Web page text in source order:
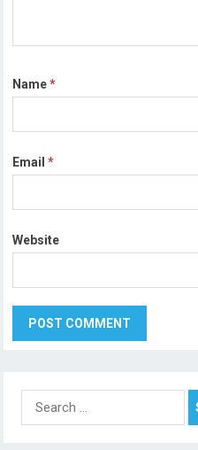
Name*
Email*
Website
Search
for: